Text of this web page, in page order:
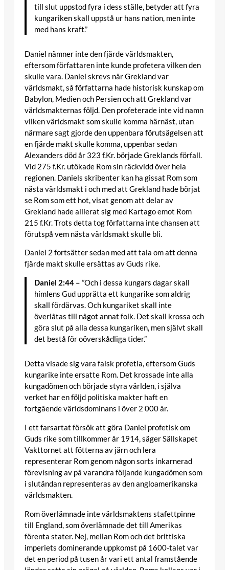
till slut uppstod fyra i dess ställe, betyder att fyra
kungariken skall uppstå ur hans nation, men inte
med hans kraft.”
Daniel nämner inte den fjärde världsmakten,
eftersom författaren inte kunde profetera vilken den
skulle vara. Daniel skrevs när Grekland var
världsmakt, så författarna hade historisk kunskap om
Babylon, Medien och Persien och att Grekland var
världsmakternas följd. Den profeterade inte vid namn
vilken världsmakt som skulle komma härnäst, utan
närmare sagt gjorde den uppenbara förutsägelsen att
en fjärde makt skulle komma, uppenbar sedan
Alexanders död år 323 f.Kr. började Greklands förfall.
Vid 275 f.Kr. utökade Rom sin räckvidd över hela
regionen. Daniels skribenter kan ha gissat Rom som
nästa världsmakt i och med att Grekland hade börjat
se Rom som ett hot, visat genom att delar av
Grekland hade allierat sig med Kartago emot Rom
215 f.Kr. Trots detta tog författarna inte chansen att
förutspå vem nästa världsmakt skulle bli.
Daniel 2 fortsätter sedan med att tala om att denna
fjärde makt skulle ersättas av Guds rike.
Daniel 2:44 – ”Och i dessa kungars dagar skall
himlens Gud upprätta ett kungarike som aldrig
skall fördärvas. Och kungariket skall inte
överlåtas till något annat folk. Det skall krossa och
göra slut på alla dessa kungariken, men självt skall
det bestå för oöverskådliga tider.”
Detta visade sig vara falsk profetia, eftersom Guds
kungarike inte ersatte Rom. Det krossade inte alla
kungadömen och började styra världen, i själva
verket har en följd politiska makter haft en
fortgående världsdominans i över 2 000 år.
I ett farsartat försök att göra Daniel profetisk om
Guds rike som tillkommer år 1914, säger Sällskapet
Vakttornet att fötterna av järn och lera
representerar Rom genom någon sorts inkarnerad
förevisning av på varandra följande kungadömen som
i slutändan representeras av den angloamerikanska
världsmakten.
Rom överlämnade inte världsmaktens stafettpinne
till England, som överlämnade det till Amerikas
förenta stater. Nej, mellan Rom och det brittiska
imperiets dominerande uppkomst på 1600-talet var
det en period på tusen år vari ett antal framstående